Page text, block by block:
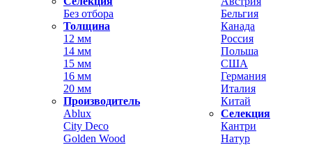
Без отбора
Бельгия
Толщина
12 мм
14 мм
15 мм
16 мм
20 мм
Производитель
Ablux
City Deco
Golden Wood
Канада
Россия
Польша
США
Германия
Италия
Китай
Селекция
Кантри
Натур